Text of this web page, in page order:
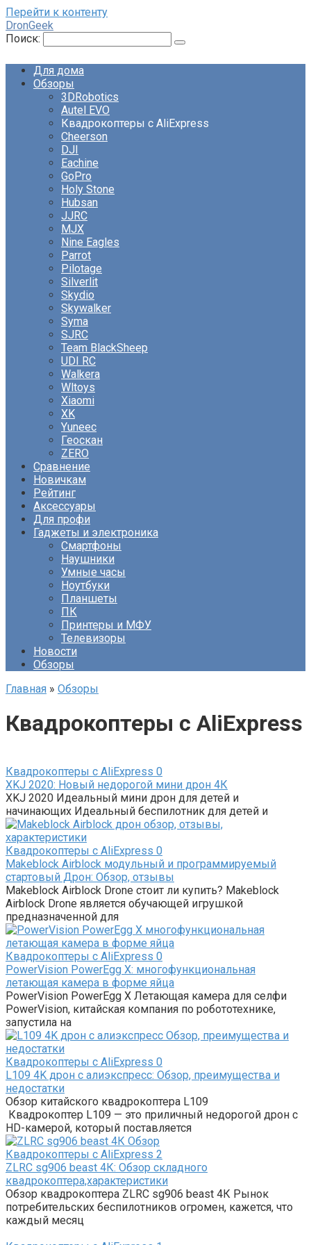
Перейти к контенту
DronGeek
Поиск:
Для дома
Обзоры
3DRobotics
Autel EVO
Квадрокоптеры с AliExpress
Cheerson
DJI
Eachine
GoPro
Holy Stone
Hubsan
JJRC
MJX
Nine Eagles
Parrot
Pilotage
Silverlit
Skydio
Skywalker
Syma
SJRC
Team BlackSheep
UDI RC
Walkera
Wltoys
Xiaomi
XK
Yuneec
Геоскан
ZERO
Сравнение
Новичкам
Рейтинг
Аксессуары
Для профи
Гаджеты и электроника
Смартфоны
Наушники
Умные часы
Ноутбуки
Планшеты
ПК
Принтеры и МФУ
Телевизоры
Новости
Обзоры
Главная » Обзоры
Квадрокоптеры с AliExpress
Квадрокоптеры с AliExpress 0
XKJ 2020: Новый недорогой мини дрон 4К
XKJ 2020 Идеальный мини дрон для детей и
начинающих Идеальный беспилотник для детей и
Квадрокоптеры с AliExpress 0
Makeblock Airblock модульный и программируемый
стартовый Дрон: Обзор, отзывы
Makeblock Airblock Drone стоит ли купить? Makeblock
Airblock Drone является обучающей игрушкой
предназначенной для
Квадрокоптеры с AliExpress 0
PowerVision PowerEgg X: многофункциональная
летающая камера в форме яйца
PowerVision PowerEgg X Летающая камера для селфи
PowerVision, китайская компания по робототехнике,
запустила на
Квадрокоптеры с AliExpress 0
L109 4K дрон с алиэкспресс: Обзор, преимущества и
недостатки
Обзор китайского квадрокоптера L109
Квадрокоптер L109 — это приличный недорогой дрон с
HD-камерой, который поставляется
Квадрокоптеры с AliExpress 2
ZLRC sg906 beast 4К: Обзор складного
квадрокоптера,характеристики
Обзор квадрокоптера ZLRC sg906 beast 4К Рынок
потребительских беспилотников огромен, кажется, что
каждый месяц